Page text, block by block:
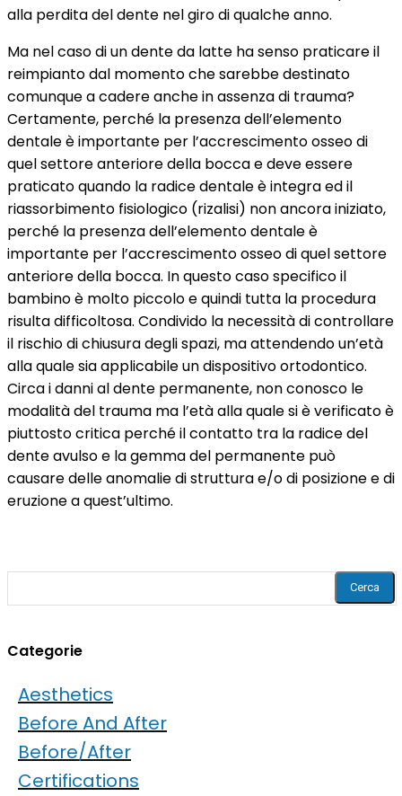
alla perdita del dente nel giro di qualche anno.
Ma nel caso di un dente da latte ha senso praticare il
reimpianto dal momento che sarebbe destinato
comunque a cadere anche in assenza di trauma?
Certamente, perché la presenza dell’elemento
dentale è importante per l’accrescimento osseo di
quel settore anteriore della bocca e deve essere
praticato quando la radice dentale è integra ed il
riassorbimento fisiologico (rizalisi) non ancora iniziato,
perché la presenza dell’elemento dentale è
importante per l’accrescimento osseo di quel settore
anteriore della bocca. In questo caso specifico il
bambino è molto piccolo e quindi tutta la procedura
risulta difficoltosa. Condivido la necessità di controllare
il rischio di chiusura degli spazi, ma attendendo un’età
alla quale sia applicabile un dispositivo ortodontico.
Circa i danni al dente permanente, non conosco le
modalità del trauma ma l’età alla quale si è verificato è
piuttosto critica perché il contatto tra la radice del
dente avulso e la gemma del permanente può
causare delle anomalie di struttura e/o di posizione e di
eruzione a quest’ultimo.
Cerca
Categorie
Aesthetics
Before And After
Before/after
Certifications